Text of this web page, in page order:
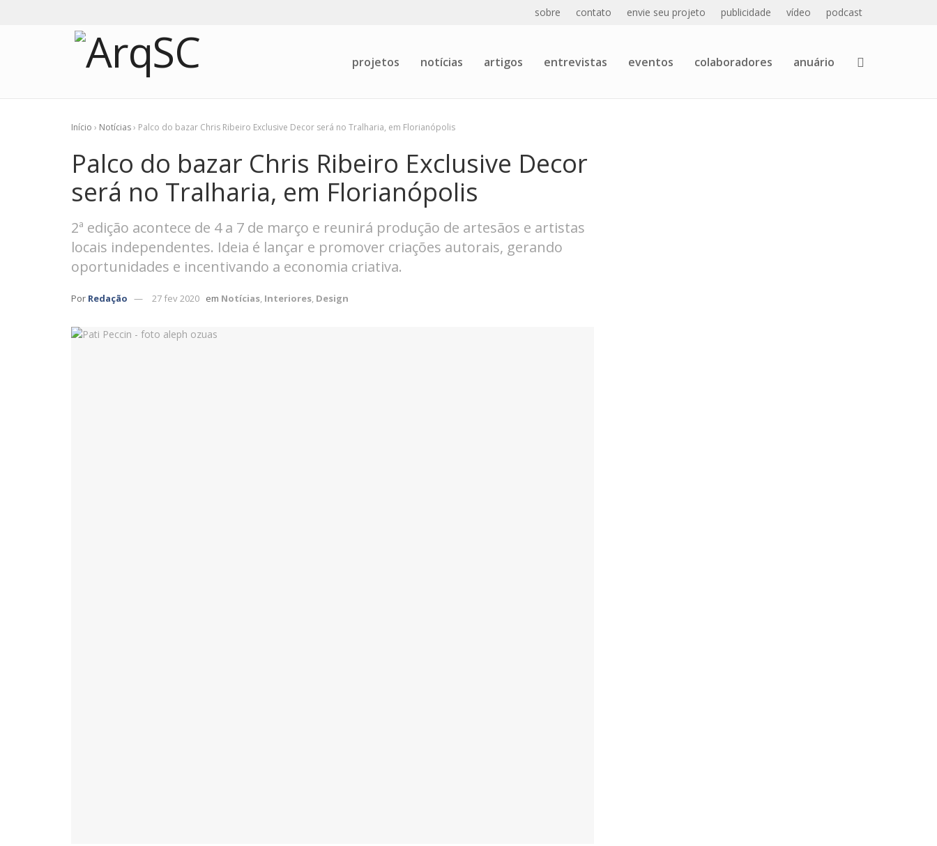
sobre contato envie seu projeto publicidade vídeo podcast
projetos notícias artigos entrevistas eventos colaboradores anuário
Início › Notícias› Palco do bazar Chris Ribeiro Exclusive Decor será no Tralharia, em Florianópolis
Palco do bazar Chris Ribeiro Exclusive Decor
será no Tralharia, em Florianópolis
2ª edição acontece de 4 a 7 de março e reunirá produção de artesãos e artistas
locais independentes. Ideia é lançar e promover criações autorais, gerando
oportunidades e incentivando a economia criativa.
Por Redação 27 fev 2020 em Notícias Interiores Design